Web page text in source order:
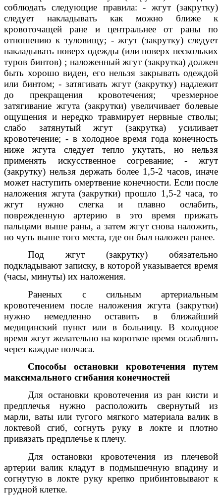
соблюдать следующие правила: - жгут (закрутку)
следует накладывать как можно ближе к
кровоточащей ране и центральнее от раны по
отношению к туловищу; - жгут (закрутку) следует
накладывать поверх одежды (или поверх нескольких
туров бинтов) ; наложенный жгут (закрутка) должен
быть хорошо виден, его нельзя закрывать одеждой
или бинтом; - затягивать жгут (закрутку) надлежит
до прекращения кровотечения; чрезмерное
затягивание жгута (закрутки) увеличивает болевые
ощущения и нередко травмирует нервные стволы;
слабо затянутый жгут (закрутка) усиливает
кровотечение; - в холодное время года конечность
ниже жгута следует тепло укутать, но нельзя
применять искусственное согревание; - жгут
(закрутку) нельзя держать более 1,5-2 часов, иначе
может наступить омертвение конечности. Если после
наложения жгута (закрутки) прошло 1,5-2 часа, то
жгут нужно слегка и плавно ослабить,
поврежденную артерию в это время прижать
пальцами выше раны, а затем жгут снова наложить,
но чуть выше того места, где он был наложен ранее.
Под жгут (закрутку) обязательно
подкладывают записку, в которой указывается время
(часы, минуты) их наложения.
Раненых с сильным артериальным
кровотечением после наложения жгута (закрутки)
нужно немедленно оставить в ближайший
медицинский пункт или в больницу. В холодное
время жгут желательно на короткое время ослаблять
через каждые полчаса.
Способы остановки кровотечения путем
максимального сгибания конечностей
Для остановки кровотечения из ран кисти и
предплечья нужно расположить свернутый из
марли, ваты или тугого мягкого материала валик в
локтевой сгиб, согнуть руку в локте и плотно
привязать предплечье к плечу.
Для остановки кровотечения из плечевой
артерии валик кладут в подмышечную впадину и
согнутую в локте руку крепко прибинтовывают к
грудной клетке.